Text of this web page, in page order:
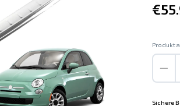
Produkt
Sichere